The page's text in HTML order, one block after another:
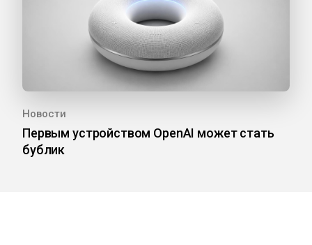
Новости
Первым устройством OpenAI может стать
бублик